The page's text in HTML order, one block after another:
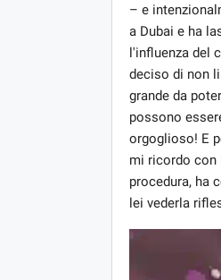
– e
a Dubai e ha
l'influenza del
deciso di non
grande da
possono
orgoglioso! E
mi ricordo con
procedura, ha
lei vederla